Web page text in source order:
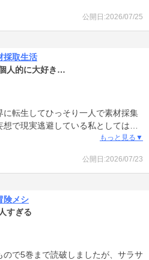
公開日:2026/07/25
採取生活
人的に大好き…
転生してひっそり一人で素材採集
で現実逃避している私としては、
…。妬み嫉み要素とかなくてただひ
囲気で今後も続いていってくれる
もっと見る▼
公開日:2026/07/23
険メシ
すぎる
ので5巻まで読破しましたが、サラサ